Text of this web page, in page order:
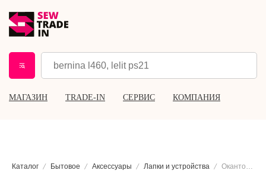
МАГАЗИН TRADE-IN СЕРВИС КОМПАНИЯ
Каталог Бытовое Аксессуары Лапки и устройства Окантовыватель Brother SA225CV